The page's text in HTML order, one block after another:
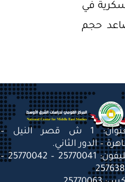
في
حجم
العنوان: 1 ش قصر النيل –
– الدور الثاني.
التليفون: 25770041 – 25770042 –